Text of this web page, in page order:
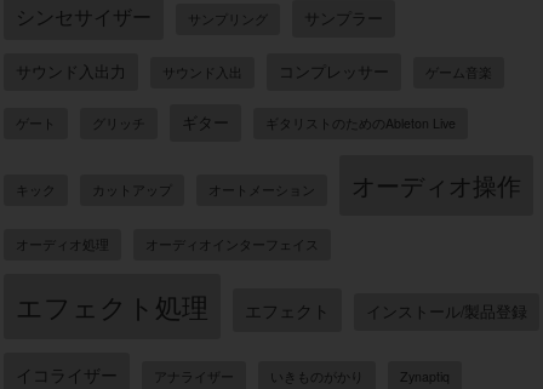
シンセサイザー サンプリング サンプラー
サウンド入出力 サウンド入出 コンプレッサー ゲーム音楽
ゲート グリッチ ギター ギタリストのためのAbleton Live
キック カットアップ オートメーション オーディオ操作
オーディオ処理 オーディオインターフェイス
エフェクト処理 エフェクト インストール/製品登録
イコライザー アナライザー いきものがかり Zynaptiq